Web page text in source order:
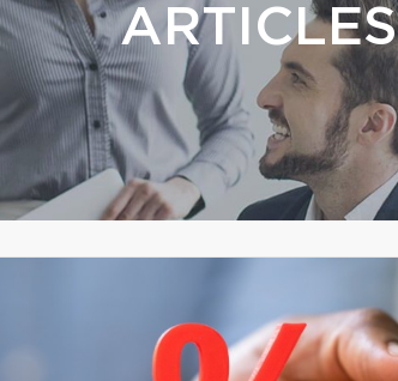
ARTICLES